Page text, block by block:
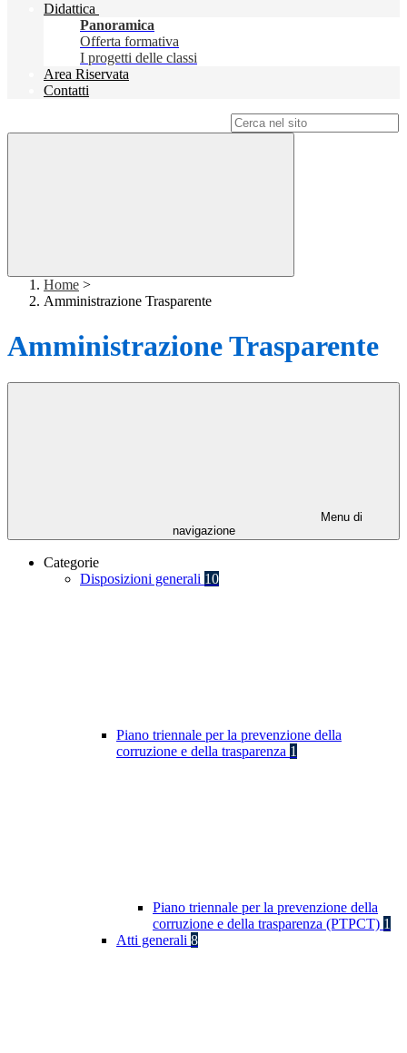
Didattica
Panoramica
Offerta formativa
I progetti delle classi
Area Riservata
Contatti
Home >
Amministrazione Trasparente
Amministrazione Trasparente
Menu di
navigazione
Categorie
Disposizioni generali 10
Piano triennale per la prevenzione della
corruzione e della trasparenza 1
Piano triennale per la prevenzione della
corruzione e della trasparenza (PTPCT) 1
Atti generali 8